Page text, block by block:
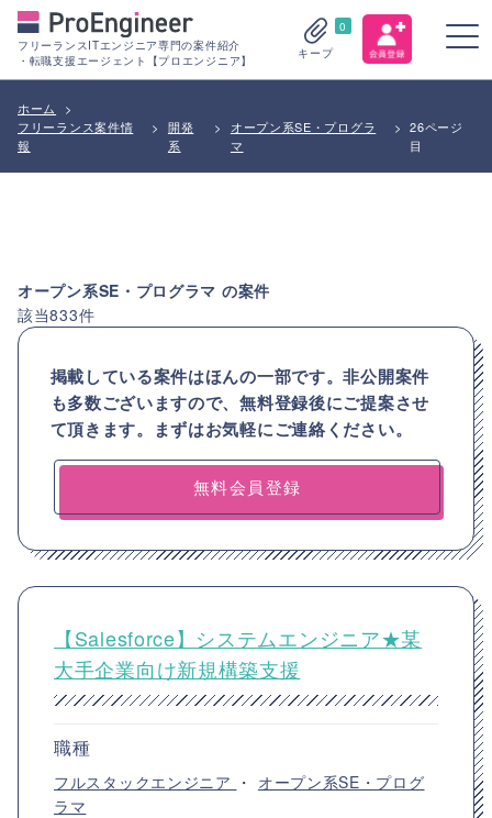
フリーランスITエンジニア専門の案件紹介
・転職支援エージェント【プロエンジニア】
0
キープ
ホーム
>
フリーランス案件情
報
>
開発
系
>
オープン系SE・プログラ
マ
> 26ページ
目
オープン系SE・プログラマ の案件
該当833件
掲載している案件はほんの一部です。非公開案件
も多数ございますので、無料登録後にご提案させ
て頂きます。まずはお気軽にご連絡ください。
無料会員登録
【Salesforce】システムエンジニア★某
大手企業向け新規構築支援
職種
フルスタックエンジニア ・ オープン系SE・プログ
ラマ